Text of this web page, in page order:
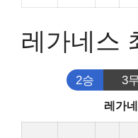
레가네스
2승 3
레가